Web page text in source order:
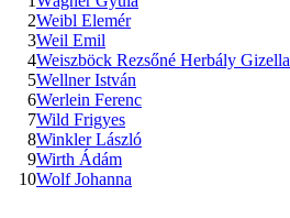
2Weibl Elemér
3Weil Emil
4Weiszböck Rezsőné Herbály Gizella
5Wellner István
6Werlein Ferenc
7Wild Frigyes
8Winkler László
9Wirth Ádám
10Wolf Johanna